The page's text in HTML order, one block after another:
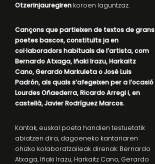
Otzerinjauregiren koroen laguntzaz.
Cançons que partieixen de textos de grans
poetes bascos, constituïts ja en
col·laboradors habituals de l’artista, com
Bernardo Atxaga, Iñaki Irazu, Harkaitz
Cano, Gerardo Markuleta o José Luis
Padrón, als quals s’afegeixen per a l’ocasió
Lourdes Oñaederra, Ricardo Arregi i, en
castellà, Javier Rodríguez Marcos.
Kantak, euskal poeta handien testuetatik
abiatzen dira, dagoeneko kantariaren
ohizko kolaboratzaileak direnak: Bernardo
Atxaga, Iñaki Irazu, Harkaitz Cano, Gerardo